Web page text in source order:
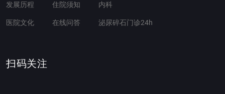
发展历程
医院文化
住院须知
在线问答
内科
泌尿碎石门诊24h
扫码关注